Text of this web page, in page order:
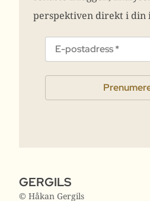
perspektiven direkt i din
GERGILS
© Håkan Gergils